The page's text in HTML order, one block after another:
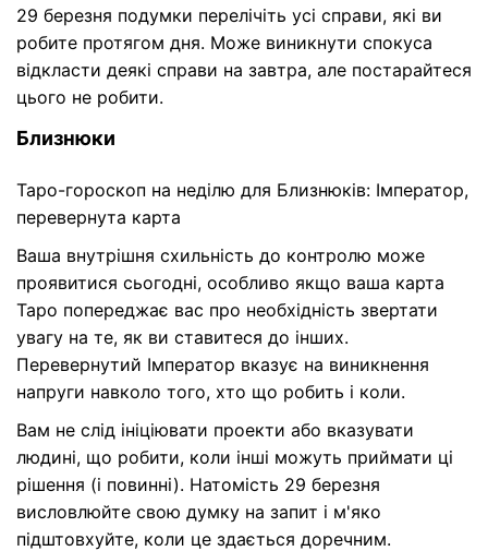
29 березня подумки перелічіть усі справи, які ви
робите протягом дня. Може виникнути спокуса
відкласти деякі справи на завтра, але постарайтеся
цього не робити.
Близнюки
Таро-гороскоп на неділю для Близнюків: Імператор,
перевернута карта
Ваша внутрішня схильність до контролю може
проявитися сьогодні, особливо якщо ваша карта
Таро попереджає вас про необхідність звертати
увагу на те, як ви ставитеся до інших.
Перевернутий Імператор вказує на виникнення
напруги навколо того, хто що робить і коли.
Вам не слід ініціювати проекти або вказувати
людині, що робити, коли інші можуть приймати ці
рішення (і повинні). Натомість 29 березня
висловлюйте свою думку на запит і м'яко
підштовхуйте, коли це здається доречним.